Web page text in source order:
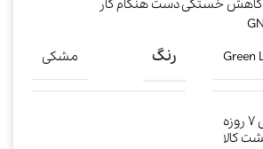
کاهش خستگی دست هنگام کار
Green رنگ مشکی
گارانتی ۷ روزه
کالا